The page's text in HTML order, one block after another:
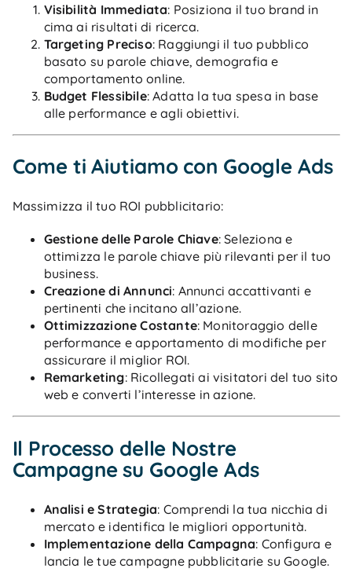
Visibilità Immediata: Posiziona il tuo brand in
cima ai risultati di ricerca.
Targeting Preciso: Raggiungi il tuo pubblico
basato su parole chiave, demografia e
comportamento online.
Budget Flessibile: Adatta la tua spesa in base
alle performance e agli obiettivi.
Come ti Aiutiamo con Google Ads
Massimizza il tuo ROI pubblicitario:
Gestione delle Parole Chiave: Seleziona e
ottimizza le parole chiave più rilevanti per il tuo
business.
Creazione di Annunci: Annunci accattivanti e
pertinenti che incitano all’azione.
Ottimizzazione Costante: Monitoraggio delle
performance e apportamento di modifiche per
assicurare il miglior ROI.
Remarketing: Ricollegati ai visitatori del tuo sito
web e converti l’interesse in azione.
Il Processo delle Nostre
Campagne su Google Ads
Analisi e Strategia: Comprendi la tua nicchia di
mercato e identifica le migliori opportunità.
Implementazione della Campagna: Configura e
lancia le tue campagne pubblicitarie su Google.